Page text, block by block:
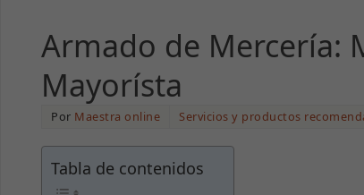
Armado de Mercería:
Mayorísta
Por Maestra online Servicios y productos
Tabla de contenidos